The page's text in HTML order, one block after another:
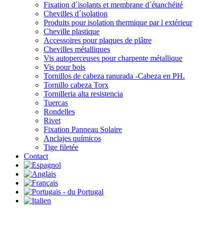
Fixation d´isolants et membrane d´étanchéité
Chevilles d´isolation
Produits pour isolation thermique par l extérieur
Cheville plastique
Accessoires pour plaques de plâtre
Chevilles métalliques
Vis autoperceuses pour charpente métallique
Vis pour bois
Tornillos de cabeza ranurada -Cabeza en PH.
Tornillo cabeza Torx
Tornilleria alta resistencia
Tuercas
Rondelles
Rivet
Fixation Panneau Solaire
Anclajes químicos
Tige filetée
Contact